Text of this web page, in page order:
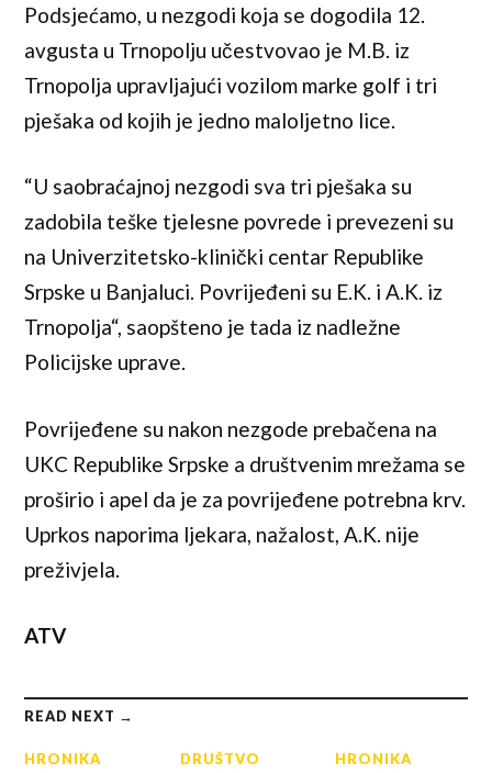
Podsjećamo, u nezgodi koja se dogodila 12.
avgusta u Trnopolju učestvovao je M.B. iz
Trnopolja upravljajući vozilom marke golf i tri
pješaka od kojih je jedno maloljetno lice.
“U saobraćajnoj nezgodi sva tri pješaka su
zadobila teške tjelesne povrede i prevezeni su
na Univerzitetsko-klinički centar Republike
Srpske u Banjaluci. Povrijeđeni su E.K. i A.K. iz
Trnopolja“, saopšteno je tada iz nadležne
Policijske uprave.
Povrijeđene su nakon nezgode prebačena na
UKC Republike Srpske a društvenim mrežama se
proširio i apel da je za povrijeđene potrebna krv.
Uprkos naporima ljekara, nažalost, A.K. nije
preživjela.
ATV
READ NEXT →
HRONIKA DRUŠTVO HRONIKA